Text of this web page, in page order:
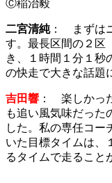
Ⓒ稲治毅
二宮清純： まずは
す。最長区間の２区
き、１時間１分１秒
の快走で大きな話題
吉田響 ：
楽しかっ
も追い風気味だった
した。私の専任コー
いた目標タイムは、
るタイムで走ること